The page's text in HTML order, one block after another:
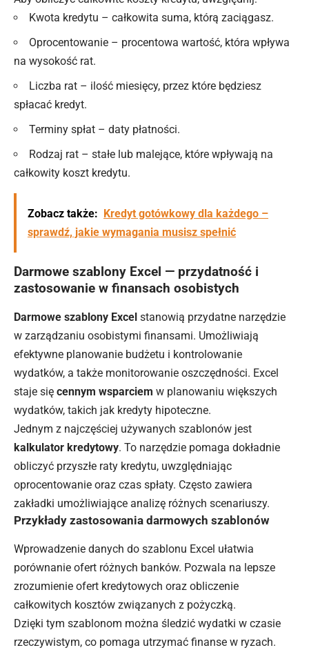
Kwota kredytu – całkowita suma, którą zaciągasz.
Oprocentowanie – procentowa wartość, która wpływa
na wysokość rat.
Liczba rat – ilość miesięcy, przez które będziesz
spłacać kredyt.
Terminy spłat – daty płatności.
Rodzaj rat – stałe lub malejące, które wpływają na
całkowity koszt kredytu.
Zobacz także: Kredyt gotówkowy dla każdego –
sprawdź, jakie wymagania musisz spełnić
Darmowe szablony Excel — przydatność i
zastosowanie w finansach osobistych
Darmowe szablony Excel stanowią przydatne narzędzie
w zarządzaniu osobistymi finansami. Umożliwiają
efektywne planowanie budżetu i kontrolowanie
wydatków, a także monitorowanie oszczędności. Excel
staje się cennym wsparciem w planowaniu większych
wydatków, takich jak kredyty hipoteczne.
Jednym z najczęściej używanych szablonów jest
kalkulator kredytowy. To narzędzie pomaga dokładnie
obliczyć przyszłe raty kredytu, uwzględniając
oprocentowanie oraz czas spłaty. Często zawiera
zakładki umożliwiające analizę różnych scenariuszy.
Przykłady zastosowania darmowych szablonów
Wprowadzenie danych do szablonu Excel ułatwia
porównanie ofert różnych banków. Pozwala na lepsze
zrozumienie ofert kredytowych oraz obliczenie
całkowitych kosztów związanych z pożyczką.
Dzięki tym szablonom można śledzić wydatki w czasie
rzeczywistym, co pomaga utrzymać finanse w ryzach.